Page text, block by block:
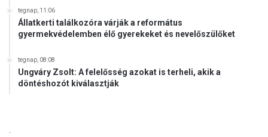
tegnap, 11:06
Állatkerti találkozóra várják a református
gyermekvédelemben élő gyerekeket és nevelőszülőket
tegnap, 08:08
Ungváry Zsolt: A felelősség azokat is terheli, akik a
döntéshozót kiválasztják